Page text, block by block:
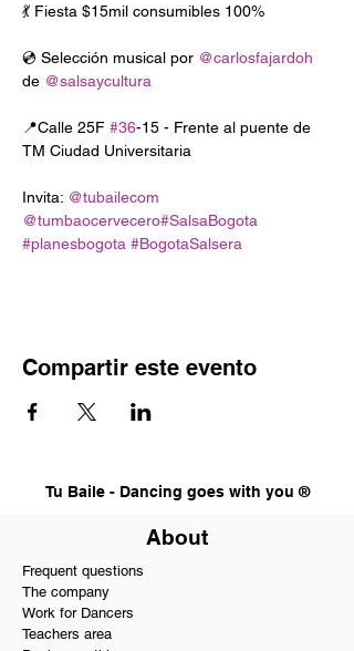
💃 Fiesta $15mil consumibles 100%
💿 Selección musical por @carlosfajardoh
de @salsaycultura
📍Calle 25F #36-15 - Frente al puente de
TM Ciudad Universitaria
Invita: @tubailecom
@tumbaocervecero#SalsaBogota
#planesbogota #BogotaSalsera
Compartir este evento
Tu Baile - Dancing goes with you ®
About
Frequent questions
The company
Work for Dancers
Teachers area